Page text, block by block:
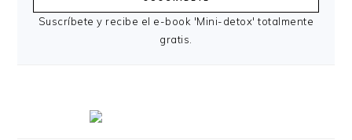
Suscríbete y recibe el e-book 'Mini-detox' totalmente
gratis.